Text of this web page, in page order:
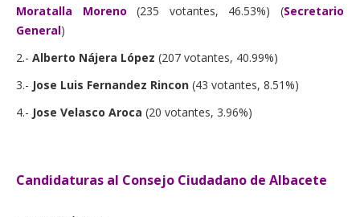
Moratalla Moreno (235 votantes, 46.53%) (Secretario
General)
2.- Alberto Nájera López (207 votantes, 40.99%)
3.- Jose Luis Fernandez Rincon (43 votantes, 8.51%)
4.- Jose Velasco Aroca (20 votantes, 3.96%)
Candidaturas al Consejo Ciudadano de Albacete